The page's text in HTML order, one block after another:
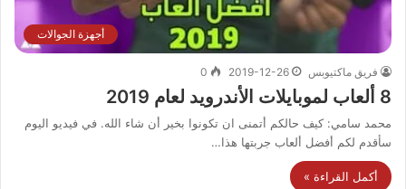
أجهزة الجوالات
فريق ماكتيوبس 2019-12-26
0
8 ألعاب لموبايلات الأندرويد لعام 2019
محمد سامي: كيف حالكم أتمنى ان تكونوا بخير أن شاء الله. في فيديو اليوم
سأقدم لكم أفضل ألعاب جربتها هذا…
أكمل القراءة »